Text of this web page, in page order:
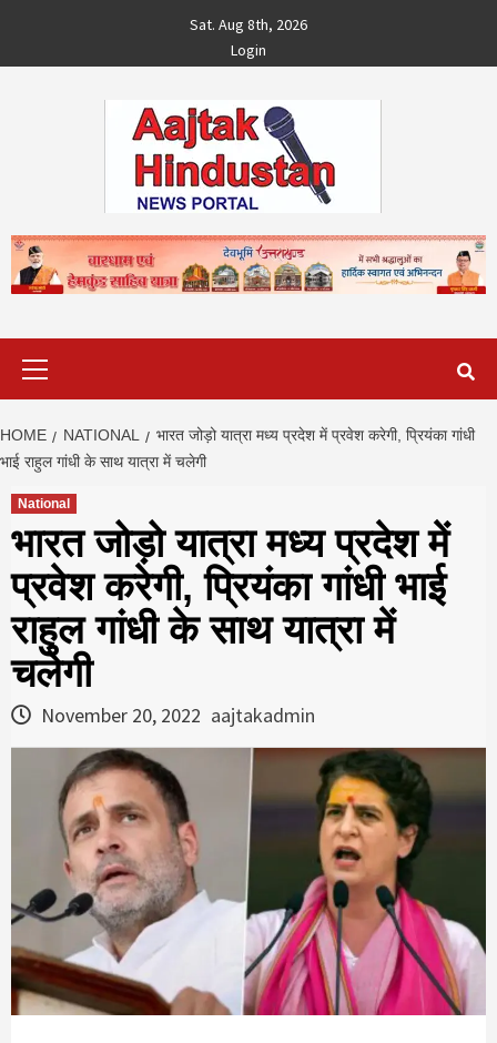
content
Sat. Aug 8th, 2026
Login
HOME NATIONAL
भारत जोड़ो यात्रा मध्य प्रदेश में प्रवेश करेगी, प्रियंका गांधी
भाई राहुल गांधी के साथ यात्रा में चलेगी
National
भारत जोड़ो यात्रा मध्य प्रदेश में
प्रवेश करेगी, प्रियंका गांधी भाई
राहुल गांधी के साथ यात्रा में
चलेगी
November 20, 2022 aajtakadmin